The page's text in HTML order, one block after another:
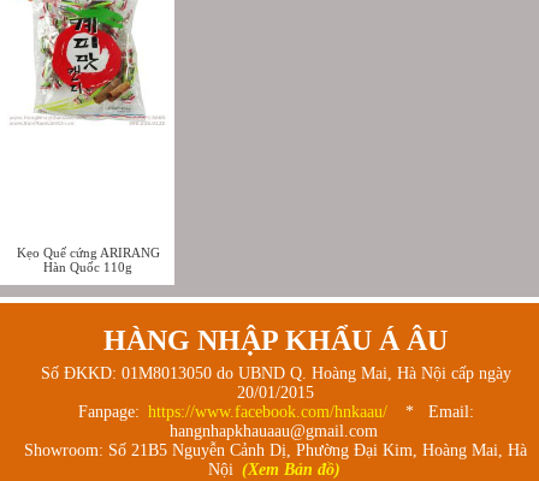
Kẹo Quế cứng ARIRANG
Hàn Quốc 110g
HÀNG NHẬP KHẨU Á ÂU
Số ĐKKD: 01M8013050 do UBND Q. Hoàng Mai, Hà Nội cấp ngày
20/01/2015
Fanpage: https://www.facebook.com/hnkaau/
* Email:
hangnhapkhauaau@gmail.com
Showroom: Số 21B5 Nguyễn Cảnh Dị, Phường Đại Kim, Hoàng Mai, Hà
Nội (Xem Bản đồ)